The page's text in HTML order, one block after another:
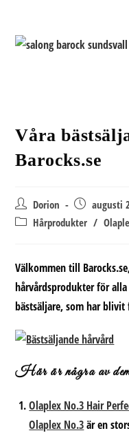
innehållet
Våra
Barocks.se
Inläggsförfattare:
Dorion
Inlägget
publicerat:
augusti
Inläggskategori:
Hårprodukter /
Välkommen till
hårvårdsprodukter för
bästsäljare, som har
Här är några av
Olaplex No.3 Hair
Olaplex No.3är en